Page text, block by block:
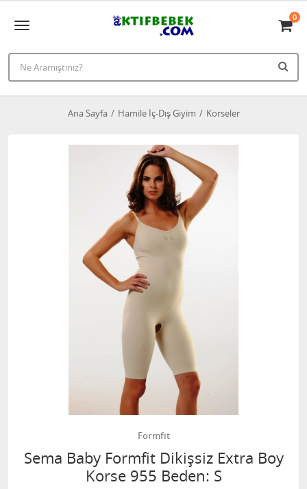
0
Ana Sayfa Hamile İç-Dış Giyim Korseler
Formfit
Sema Baby Formfit Dikişsiz Extra Boy
Korse 955 Beden: S